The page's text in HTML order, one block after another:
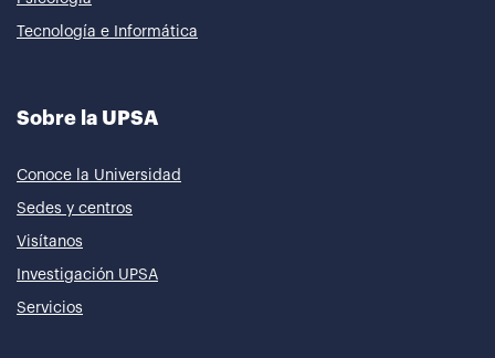
Tecnología e Informática
Sobre la UPSA
Conoce la Universidad
Sedes y centros
Visítanos
Investigación UPSA
Servicios